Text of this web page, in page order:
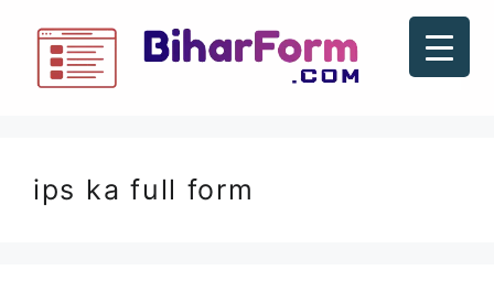
ips ka full form